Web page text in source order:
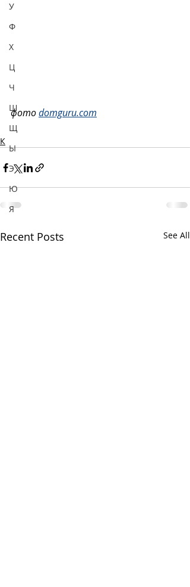
У
Ф
Х
Ц
Ч
Ш
Щ
Ы
Э
Ю
Я
фото domguru.com
К
Recent Posts See All